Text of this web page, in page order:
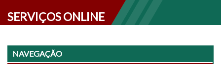
SERVIÇOS ONLINE
NAVEGAÇÃO